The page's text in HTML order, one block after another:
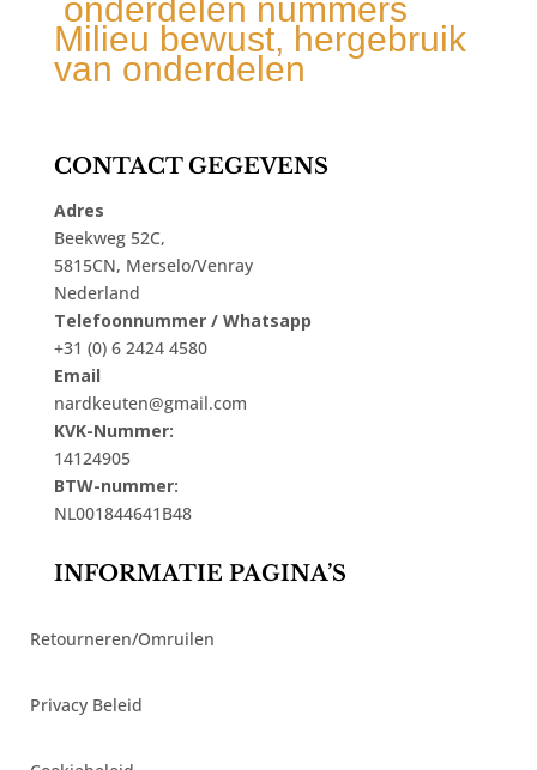
onderdelen nummers
Milieu bewust, hergebruik
van onderdelen
CONTACT GEGEVENS
Adres
Beekweg 52C,
5815CN, Merselo/Venray
Nederland
Telefoonnummer / Whatsapp
+31 (0) 6 2424 4580
Email
nardkeuten@gmail.com
KVK-Nummer:
14124905
BTW-nummer:
NL001844641B48
INFORMATIE PAGINA’S
Retourneren/Omruilen
Privacy Beleid